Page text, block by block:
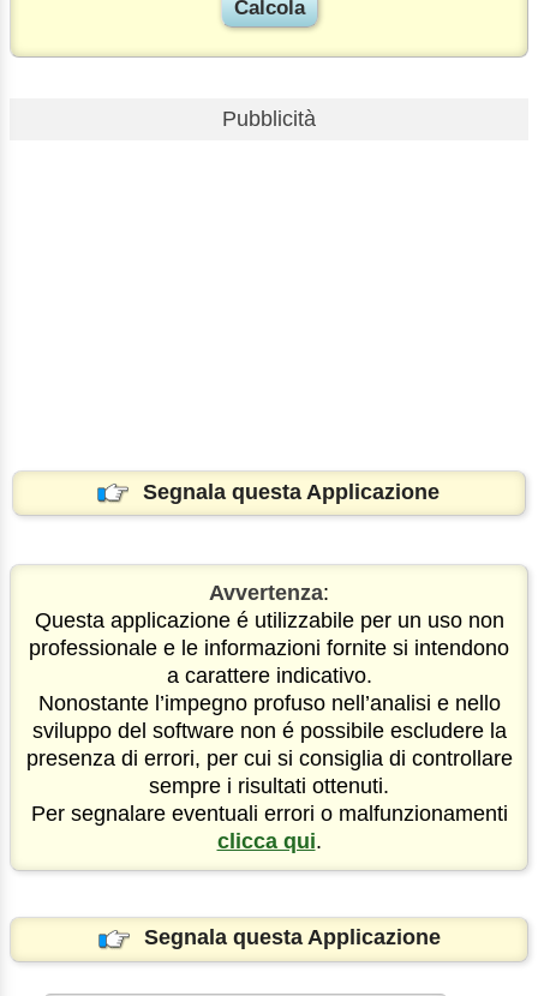
Pubblicità
Segnala questa Applicazione
Avvertenza:
Questa applicazione é utilizzabile per un uso non
professionale e le informazioni fornite si intendono
a carattere indicativo.
Nonostante l’impegno profuso nell’analisi e nello
sviluppo del software non é possibile escludere la
presenza di errori, per cui si consiglia di controllare
sempre i risultati ottenuti.
Per segnalare eventuali errori o malfunzionamenti
clicca qui.
Segnala questa Applicazione